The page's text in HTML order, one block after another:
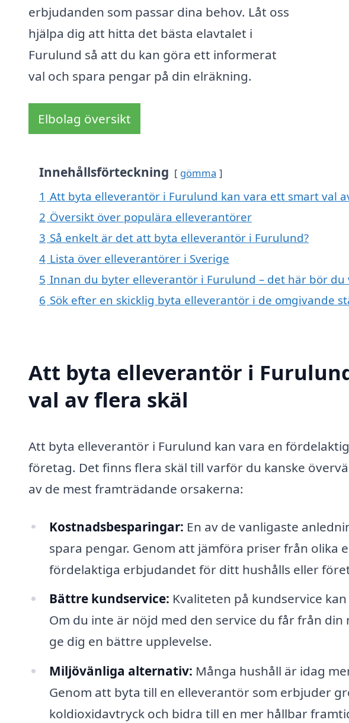
erbjudanden som passar dina behov. Låt oss
hjälpa dig att hitta det bästa elavtalet i
Furulund så att du kan göra ett informerat
val och spara pengar på din elräkning.
Elbolag översikt
Innehållsförteckning gömma
1 Att byta elleverantör i Furulund kan vara ett smart val
2 Översikt över populära elleverantörer
3 Så enkelt är det att byta elleverantör i Furulund?
4 Lista över elleverantörer i Sverige
5 Innan du byter elleverantör i Furulund – det här bör du
6 Sök efter en skicklig byta elleverantör i de omgivande
Att byta elleverantör i
val av flera skäl
Att byta elleverantör i Furulund kan vara en
företag. Det finns flera skäl till varför du kanske
av de mest framträdande orsakerna:
Kostnadsbesparingar: En av de vanligaste
spara pengar. Genom att jämföra priser från olika
fördelaktiga erbjudandet för ditt hushålls eller
Bättre kundservice: Kvaliteten på kundservice
Om du inte är nöjd med den service du får från
ge dig en bättre upplevelse.
Miljövänliga alternativ: Många hushåll är idag
Genom att byta till en elleverantör som erbjuder
koldioxidavtryck och bidra till en mer hållbar